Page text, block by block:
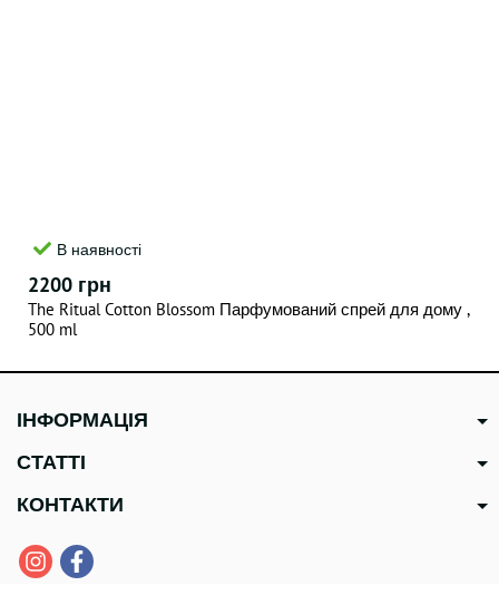
В наявності
2200 грн
The Ritual Cotton Blossom Парфумований спрей для дому ,
500 ml
ІНФОРМАЦІЯ
СТАТТІ
КОНТАКТИ